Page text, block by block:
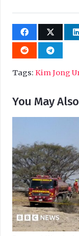
Tags: Kim Jong
You May